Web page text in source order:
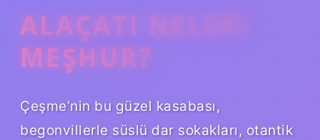
ALAÇATI NELERI
MEŞHUR?
Çeşme’nin bu güzel kasabası,
begonvillerle süslü dar sokakları, otantik